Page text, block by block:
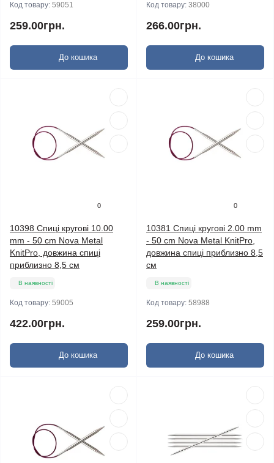
Код товару: 59051
259.00грн.
До кошика
Код товару: 38000
266.00грн.
До кошика
0
10398 Спиці кругові 10.00
mm - 50 cm Nova Metal
KnitPro, довжина спиці
приблизно 8,5 см
В наявності
Код товару: 59005
422.00грн.
До кошика
0
10381 Спиці кругові 2.00 mm
- 50 cm Nova Metal KnitPro,
довжина спиці приблизно 8,5
см
В наявності
Код товару: 58988
259.00грн.
До кошика